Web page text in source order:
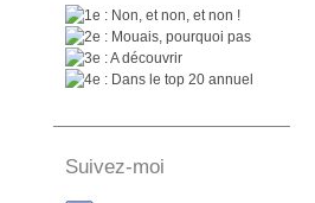
: Non, et non, et non !
: Mouais, pourquoi pas
: A découvrir
: Dans le top 20 annuel
Suivez-moi